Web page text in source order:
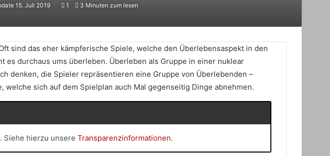
15. Juli 2019 1 3 Minuten zum lesen
sind das eher kämpferische Spiele, welche den Überlebensaspekt in den
es durchaus ums überleben. Überleben als Gruppe in einer nuklear
denken, die Spieler repräsentieren eine Gruppe von Überlebenden –
sich auf dem Spielplan auch Mal gegenseitig Dinge abnehmen.
. Siehe hierzu unsere Transparenzinformationen.